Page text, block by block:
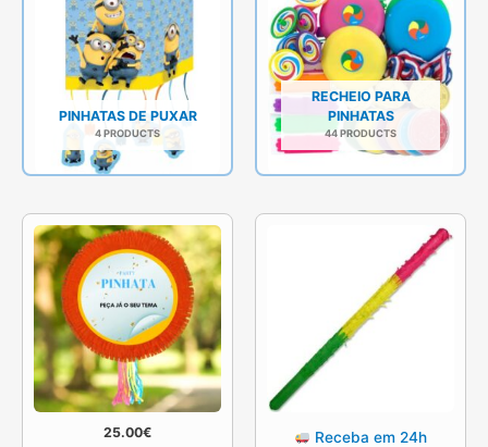
PINHATAS DE PUXAR
4 PRODUCTS
RECHEIO PARA
PINHATAS
44 PRODUCTS
25.00€ Receba em 24h